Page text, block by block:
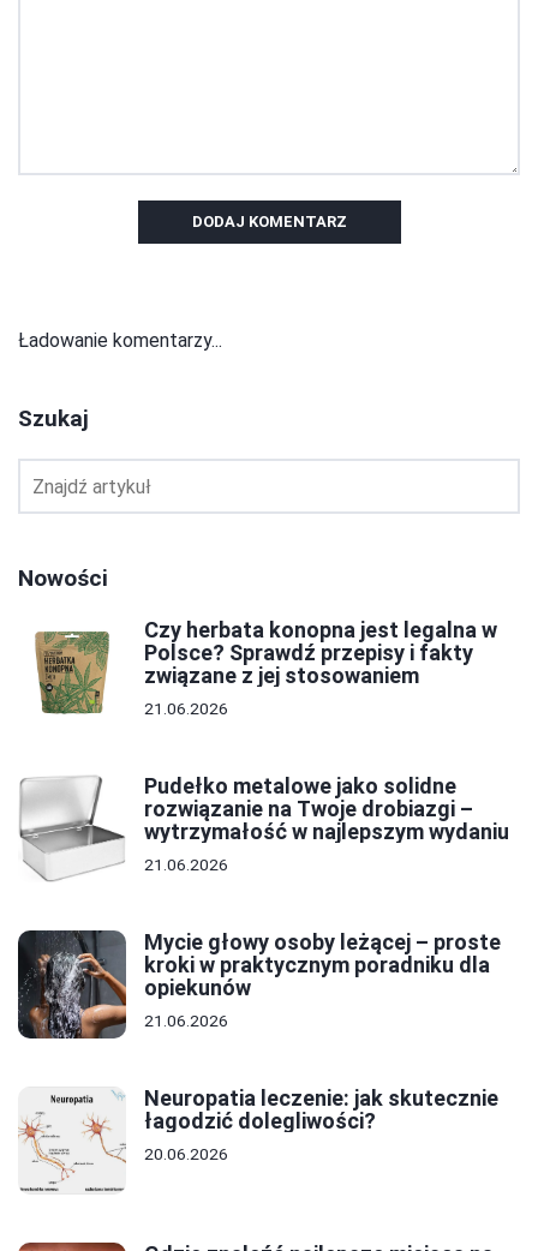
DODAJ KOMENTARZ
Ładowanie komentarzy...
Szukaj
Nowości
Czy herbata konopna jest legalna w
Polsce? Sprawdź przepisy i fakty
związane z jej stosowaniem
21.06.2026
Pudełko metalowe jako solidne
rozwiązanie na Twoje drobiazgi –
wytrzymałość w najlepszym wydaniu
21.06.2026
Mycie głowy osoby leżącej – proste
kroki w praktycznym poradniku dla
opiekunów
21.06.2026
Neuropatia leczenie: jak skutecznie
łagodzić dolegliwości?
20.06.2026